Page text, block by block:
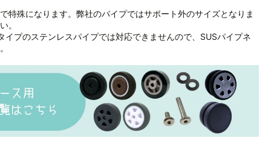
特殊になります。弊社のパイプではサポート外のサイズとなりま
。
イプのステンレスパイプでは対応できませんので、SUSパイプネ